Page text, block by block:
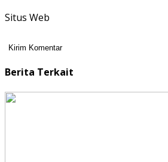
Situs Web
Berita Terkait